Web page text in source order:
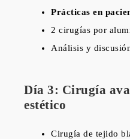
Prácticas en
2 cirugías por
Análisis y
Día 3: Cirugía
estético
Cirugía de tejido